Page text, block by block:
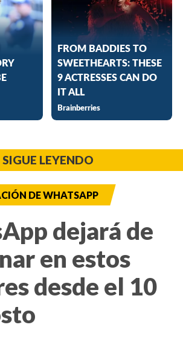
SIGUE LEYENDO
DE WHATSAPP
dejará de
en estos
desde el 10